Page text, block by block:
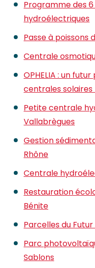
Programme des
hydroélectriques
Passe à poissons
Centrale
OPHELIA : un
centrales solaires
Petite centrale
Vallabrègues
Gestion
Rhône
Centrale
Restauration
Bénite
Parcelles du
Parc
Sablons